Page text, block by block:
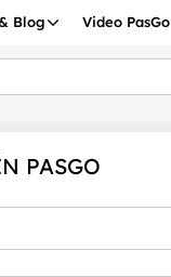
Blog Video PasGo
PASGO